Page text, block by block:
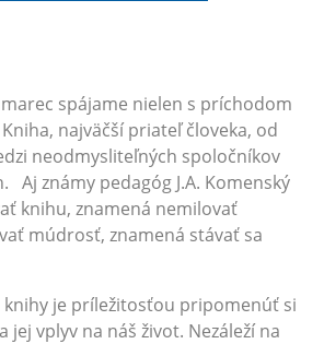
spájame nielen s príchodom
najväčší priateľ človeka, od
neodmysliteľných spoločníkov
Aj známy pedagóg J.A. Komenský
knihu, znamená nemilovať
múdrosť, znamená stávať sa
je príležitosťou pripomenúť si
jej vplyv na náš život. Nezáleží na